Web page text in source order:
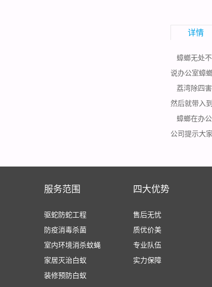
详情
蟑螂无处
说办公室蟑
荔湾除四
然后就带入
蟑螂在办
公司提示大
服务范围
驱蛇防蛇工程
防疫消毒杀菌
室内环境消杀蚊蝇
家居灭治白蚁
装修预防白蚁
四大优势
售后无忧
质优价美
专业队伍
实力保障